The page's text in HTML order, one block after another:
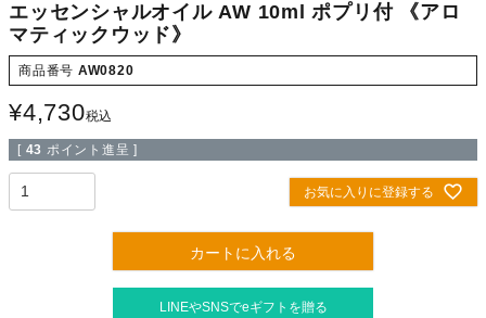
エッセンシャルオイル AW 10ml ポプリ付 《アロ
マティックウッド》
商品番号 AW0820
¥4,730税込
[ 43 ポイント進呈 ]
お気に入りに登録する
カートに入れる